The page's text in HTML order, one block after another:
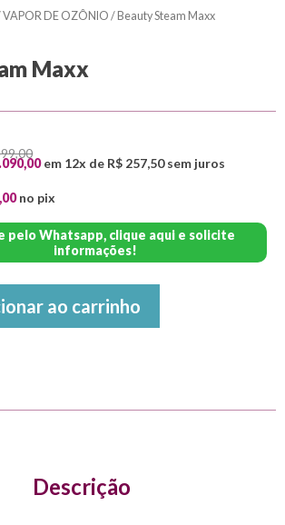
VAPOR DE OZÔNIO / Beauty Steam Maxx
Maxx
em 12x de R$ 257,50 sem juros
no pix
pelo Whatsapp, clique aqui e solicite
informações!
ao carrinho
Descrição